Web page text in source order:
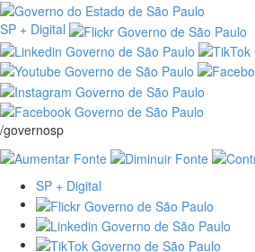
SP + Digital
/governosp
SP + Digital